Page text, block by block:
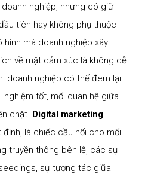
nghiệp, nhưng có giữ
tiên hay không phụ thuộc
hình mà doanh nghiệp xây
về mặt cảm xúc là không dễ
doanh nghiệp có thể đem lại
tốt, mối quan hệ giữa
chặt. Digital marketing
là chiếc cầu nối cho mối
truyền thông bên lề, các sự
sự tương tác giữa